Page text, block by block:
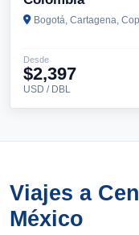
Bogotá, Cartagena,
Desde
$2,397
USD / DBL
Viajes a
México